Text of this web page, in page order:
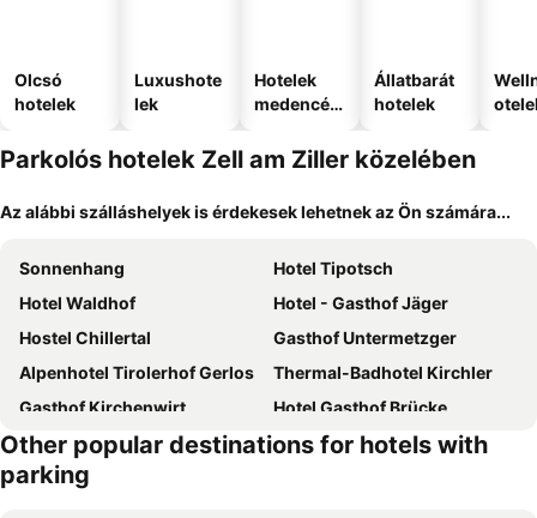
Olcsó
hotelek
Luxushote
lek
Hotelek
medencév
Állatbarát
hotelek
Parkolós hotelek Zell am Ziller közelében
Az alábbi szálláshelyek is érdekesek lehetnek az Ön számára...
Sonnenhang
Hotel Tipotsch
Hotel Waldhof
Hotel - Gasthof Jäger
Hostel Chillertal
Gasthof Untermetzger
Alpenhotel Tirolerhof Gerlos
Thermal-Badhotel Kirchler
Gasthof Kirchenwirt
Hotel Gasthof Brücke
Ferienhof Oblasser
das Cityhouse
Hotel Waldfriede
Other popular destinations for hotels with
parking